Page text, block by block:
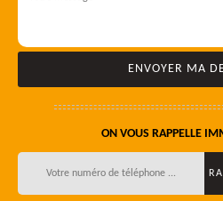
ON VOUS RAPPELLE